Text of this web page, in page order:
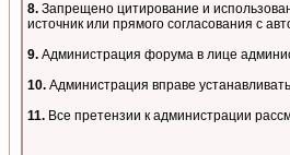
8. Запрещено цитирование и
источник или прямого согласования с
9. Администрация форума в лице
10. Администрация вправе
11. Все претензии к администрации